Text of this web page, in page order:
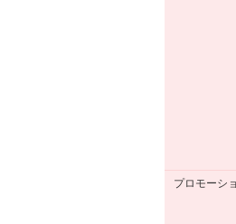
プロモーシ